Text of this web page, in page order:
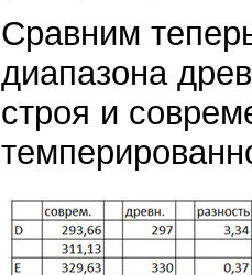
Сравним
диапазона
строя и